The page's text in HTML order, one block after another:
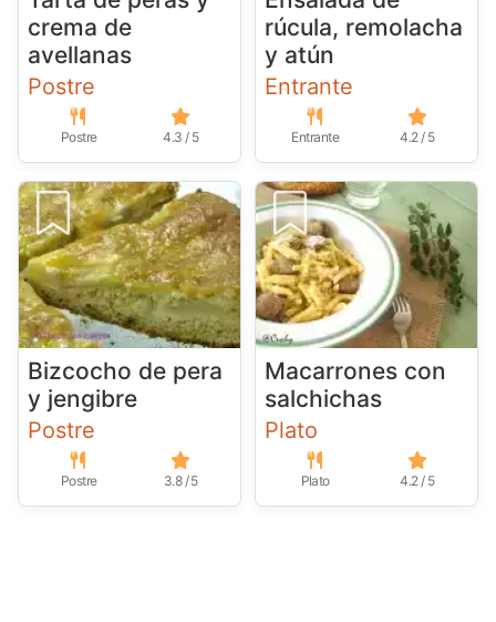
crema de
avellanas
Postre
Postre 4.3 / 5
rúcula, remolacha
y atún
Entrante
Entrante 4.2 / 5
Bizcocho de pera
y jengibre
Postre
Postre 3.8 / 5
Macarrones con
salchichas
Plato
Plato 4.2 / 5